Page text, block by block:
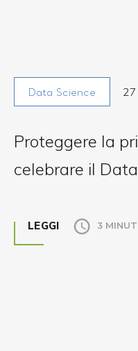
Data Science
Proteggere la
celebrare il
LEGGI 3